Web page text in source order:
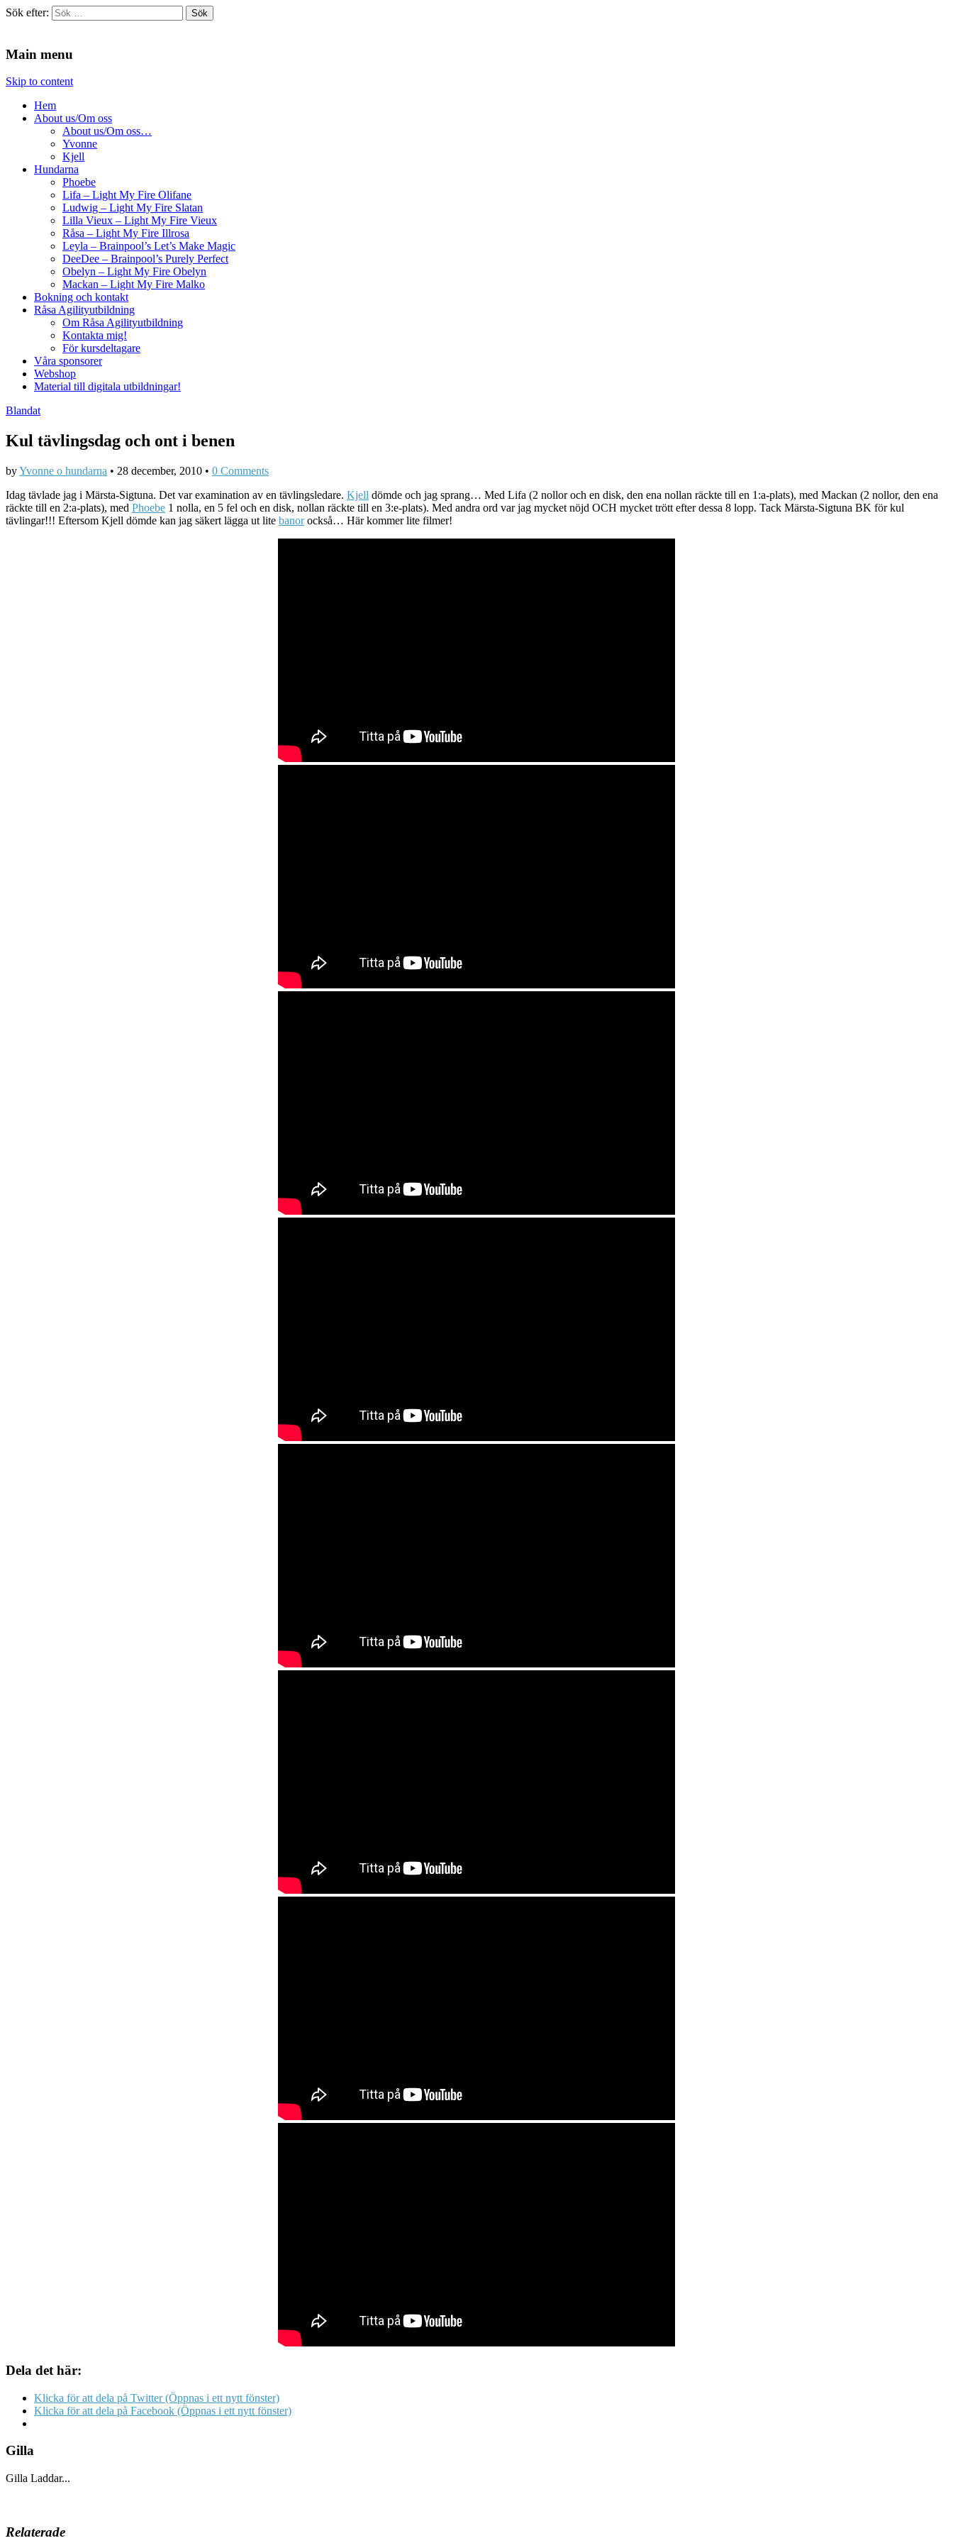
Sök efter:
Main menu
Skip to content
Hem
About us/Om oss
About us/Om oss…
Yvonne
Kjell
Hundarna
Phoebe
Lifa – Light My Fire Olifane
Ludwig – Light My Fire Slatan
Lilla Vieux – Light My Fire Vieux
Råsa – Light My Fire Illrosa
Leyla – Brainpool’s Let’s Make Magic
DeeDee – Brainpool’s Purely Perfect
Obelyn – Light My Fire Obelyn
Mackan – Light My Fire Malko
Bokning och kontakt
Råsa Agilityutbildning
Om Råsa Agilityutbildning
Kontakta mig!
För kursdeltagare
Våra sponsorer
Webshop
Material till digitala utbildningar!
Blandat
Kul tävlingsdag och ont i benen
byYvonne o hundarna • 28 december, 2010 • 0 Comments
Idag tävlade jag i Märsta-Sigtuna. Det var examination av en tävlingsledare. Kjell dömde och jag sprang… Med Lifa (2 nollor och en disk, den ena nollan räckte till en 1:a-plats), med Mackan (2 nollor, den ena
räckte till en 2:a-plats), med Phoebe 1 nolla, en 5 fel och en disk, nollan räckte till en 3:e-plats). Med andra ord var jag mycket nöjd OCH mycket trött efter dessa 8 lopp. Tack Märsta-Sigtuna BK för kul
tävlingar!!! Eftersom Kjell dömde kan jag säkert lägga ut lite banorockså… Här kommer lite filmer!
Dela det här:
Klicka för att dela på Twitter (Öppnas i ett nytt fönster)
Klicka för att dela på Facebook (Öppnas i ett nytt fönster)
Gilla
Gilla Laddar...
Relaterade